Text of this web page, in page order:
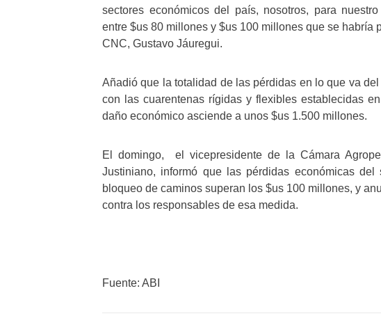
sectores económicos del país, nosotros, para
entre $us 80 millones y $us 100 millones que se habría
CNC, Gustavo Jáuregui.
Añadió que la totalidad de las pérdidas en lo que va
con las cuarentenas rígidas y flexibles establecidas
daño económico asciende a unos $us 1.500 millones.
El domingo, el vicepresidente de la Cámara
Justiniano, informó que las pérdidas económicas
bloqueo de caminos superan los $us 100 millones, y
contra los responsables de esa medida.
Fuente: ABI